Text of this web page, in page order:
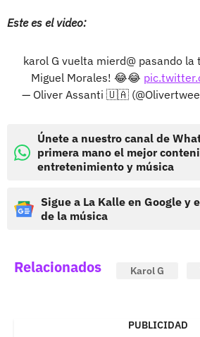
Este es el video:
karol G vuelta mierd@ pasando la
Miguel Morales! 😂😂
— Oliver Assanti 🇺🇦
Únete a nuestro canal de
primera mano el mejor
entretenimiento y música
Sigue a La Kalle en Google y
de la música
Relacionados Karol G
PUBLICIDAD